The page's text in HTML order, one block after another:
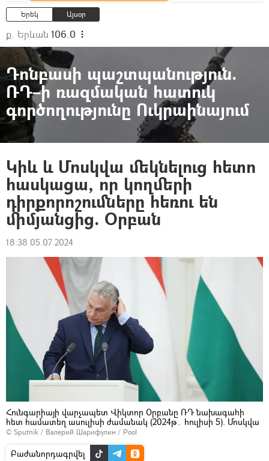
Երեկ Այսօր
ք. Երևան 106.0
Դոնբասի պաշտպանություն.
ՌԴ–ի ռազմական հատուկ
գործողությունը Ուկրաինայում
Կիև և Մոսկվա մեկնելուց հետո
հասկացա, որ կողմերի
դիրքորոշումները հեռու են
միմյանցից. Оրբան
18:38 05.07.2024
Հունգարիայի վարչապետ Վիկտոր Օրբանը ՌԴ նախագահի
հետ համատեղ ասուլիսի ժամանակ (2024թ․ հուլիսի 5). Մոսկվա
© Sputnik / Валерий Шарифулин / Pool
Բաժանորդագրվել